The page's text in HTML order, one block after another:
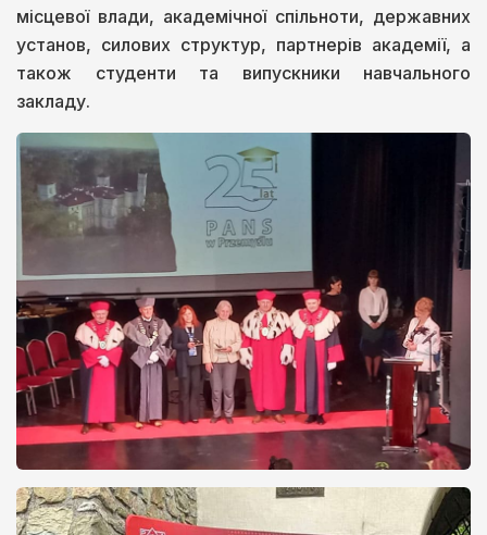
місцевої влади, академічної спільноти, державних
установ, силових структур, партнерів академії, а
також студенти та випускники навчального
закладу.